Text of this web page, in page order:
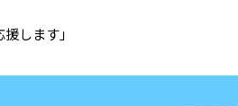
します」